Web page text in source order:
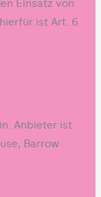
Einsatz von
ist Art. 6
Anbieter ist
Barrow